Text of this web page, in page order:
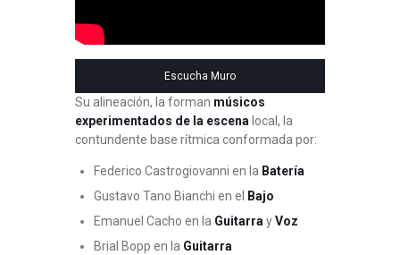
Escucha Muro
Su alineación, la forman músicos
experimentados de la escena local, la
contundente base rítmica conformada por:
Federico Castrogiovanni en la Batería
Gustavo Tano Bianchi en el
Bajo
Emanuel Cacho en la GuitarrayVoz
Brial Bopp en la Guitarra